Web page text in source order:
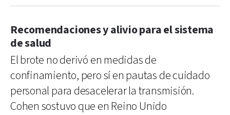
Recomendaciones y alivio para el sistema
de salud
El brote no derivó en medidas de
confinamiento, pero sí en pautas de cuidado
personal para desacelerar la transmisión.
Cohen sostuvo que en Reino Unido